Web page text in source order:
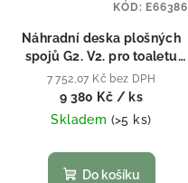
Náhradní deska plošných
spojů G2. V2. pro toaletu
Cinderella
7 752,07 Kč bez DPH
9 380 Kč / ks
Skladem (>5 ks)
Do košíku
KÓD: E66386